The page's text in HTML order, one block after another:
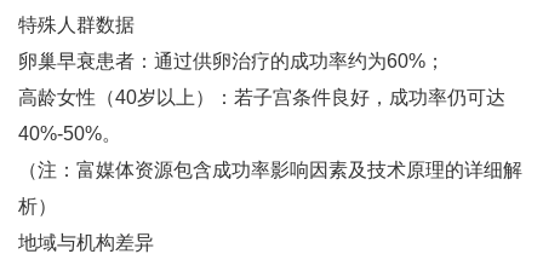
特殊人群数据
卵巢早衰患者‌：通过供卵治疗的成功率约为60%‌；
高龄女性（40岁以上）‌：若子宫条件良好，成功率仍可达
40%-50%‌。
（注：富媒体资源包含成功率影响因素及技术原理的详细解
析）
地域与机构差异